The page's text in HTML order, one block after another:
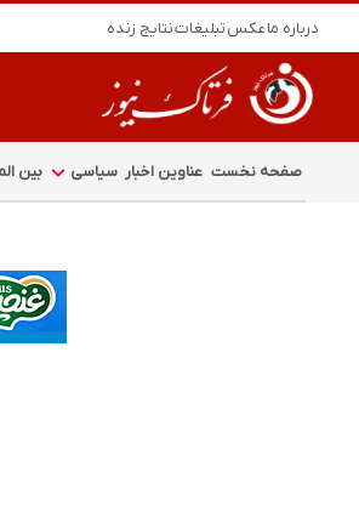
درباره ماعکستبلیغاتنتایج زنده
صفحه نخست عناوین اخبار سیاسی بین